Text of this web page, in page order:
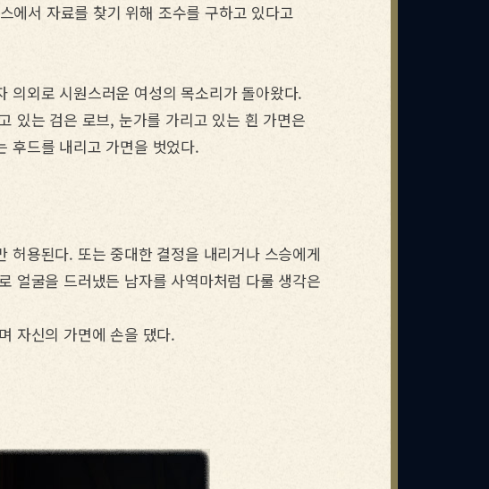
에서 자료를 찾기 위해 조수를 구하고 있다고
의외로 시원스러운 여성의 목소리가 돌아왔다.
있는 검은 로브, 눈가를 가리고 있는 흰 가면은
후드를 내리고 가면을 벗었다.
허용된다. 또는 중대한 결정을 내리거나 스승에게
얼굴을 드러냈든 남자를 사역마처럼 다룰 생각은
자신의 가면에 손을 댔다.